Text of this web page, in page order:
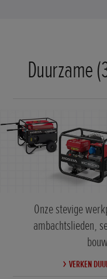
Duurzame
Onze stevige
ambachtslieden,
VERKEN